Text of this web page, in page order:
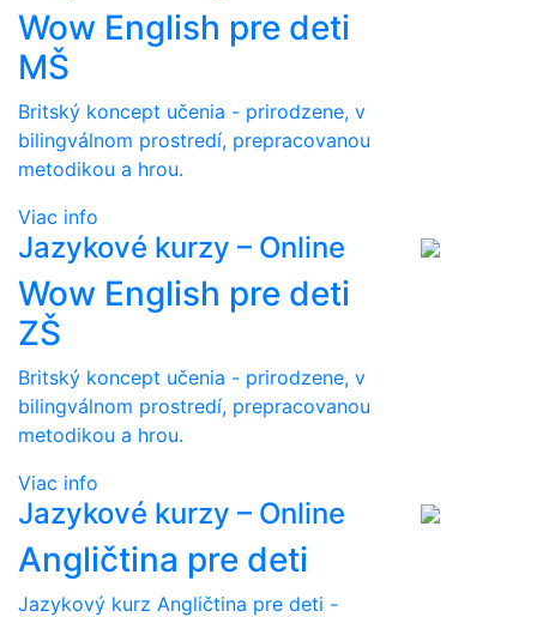
Wow English pre deti
MŠ
Britský koncept učenia - prirodzene, v
bilingválnom prostredí, prepracovanou
metodikou a hrou.
Viac info
Jazykové kurzy – Online
Wow English pre deti
ZŠ
Britský koncept učenia - prirodzene, v
bilingválnom prostredí, prepracovanou
metodikou a hrou.
Viac info
Jazykové kurzy – Online
Angličtina pre deti
Jazykový kurz Angličtina pre deti -